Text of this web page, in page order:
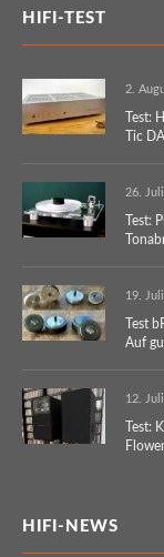
HIFI-TEST
2.
Test:
Tic
26.
Test:
19.
Test
Auf
12.
Test:
HIFI-NEWS